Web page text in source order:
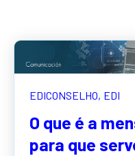
EDICONSELHO, EDI
O que é a
para que